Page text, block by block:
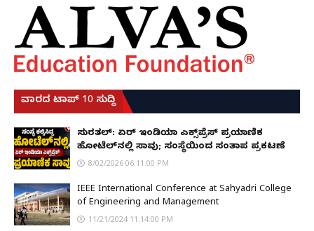
ವಾರದ ಟಾಪ್ 10 ಸುದ್ದಿ
ಸುರತ್ಕಲ್: ಏರ್ ಇಂಡಿಯಾ ಎಕ್ಸ್‌ಪ್ರೆಸ್ ಪ್ರಯಾಣಿಕ
ಹೋಟೆಲ್‌ನಲ್ಲಿ ಸಾವು; ಸಂಸ್ಥೆಯಿಂದ ಸಂತಾಪ ಪ್ರಕಟಣೆ
8/02/2026 06:11:00 PM
IEEE International Conference at Sahyadri College
of Engineering and Management
11/21/2024 11:14:00 PM